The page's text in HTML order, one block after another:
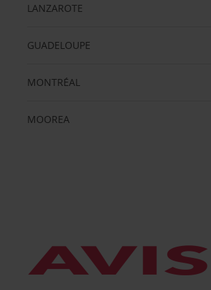
LANZAROTE
GUADELOUPE
MONTRÉAL
MOOREA